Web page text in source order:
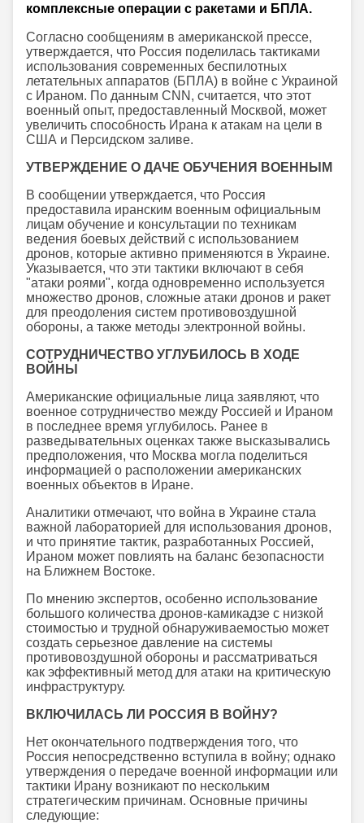
комплексные операции с ракетами и БПЛА.
Согласно сообщениям в американской прессе,
утверждается, что Россия поделилась тактиками
использования современных беспилотных
летательных аппаратов (БПЛА) в войне с Украиной
с Ираном. По данным CNN, считается, что этот
военный опыт, предоставленный Москвой, может
увеличить способность Ирана к атакам на цели в
США и Персидском заливе.
УТВЕРЖДЕНИЕ О ДАЧЕ ОБУЧЕНИЯ ВОЕННЫМ
В сообщении утверждается, что Россия
предоставила иранским военным официальным
лицам обучение и консультации по техникам
ведения боевых действий с использованием
дронов, которые активно применяются в Украине.
Указывается, что эти тактики включают в себя
"атаки роями", когда одновременно используется
множество дронов, сложные атаки дронов и ракет
для преодоления систем противовоздушной
обороны, а также методы электронной войны.
СОТРУДНИЧЕСТВО УГЛУБИЛОСЬ В ХОДЕ
ВОЙНЫ
Американские официальные лица заявляют, что
военное сотрудничество между Россией и Ираном
в последнее время углубилось. Ранее в
разведывательных оценках также высказывались
предположения, что Москва могла поделиться
информацией о расположении американских
военных объектов в Иране.
Аналитики отмечают, что война в Украине стала
важной лабораторией для использования дронов,
и что принятие тактик, разработанных Россией,
Ираном может повлиять на баланс безопасности
на Ближнем Востоке.
По мнению экспертов, особенно использование
большого количества дронов-камикадзе с низкой
стоимостью и трудной обнаруживаемостью может
создать серьезное давление на системы
противовоздушной обороны и рассматриваться
как эффективный метод для атаки на критическую
инфраструктуру.
ВКЛЮЧИЛАСЬ ЛИ РОССИЯ В ВОЙНУ?
Нет окончательного подтверждения того, что
Россия непосредственно вступила в войну; однако
утверждения о передаче военной информации или
тактики Ирану возникают по нескольким
стратегическим причинам. Основные причины
следующие: